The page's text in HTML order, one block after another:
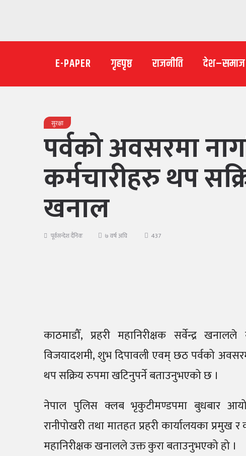
E-PAPER गृहपृष्ठ राजनीति देश–समाज
सुरक्षा
पर्वको अवसरमा
कर्मचारीहरु थप
खनाल
पूर्वसन्देश दैनिक ७ वर्ष अघि 437
काठमाडौँ, प्रहरी महानिरीक्षक सर्वेन्द्र
विजयादशमी, शुभ दिपावली एवम् छठ पर्वको
थप सक्रिय रुपमा खटिनुपर्ने बताउनुभएको छ ।
नेपाल पुलिस क्लब भृकुटीमण्डपमा बुधबार
रानीपोखरी तथा मातहत प्रहरी कार्यालयका प्रमुख
महानिरीक्षक खनालले उक्त कुरा बताउनुभएको हो ।